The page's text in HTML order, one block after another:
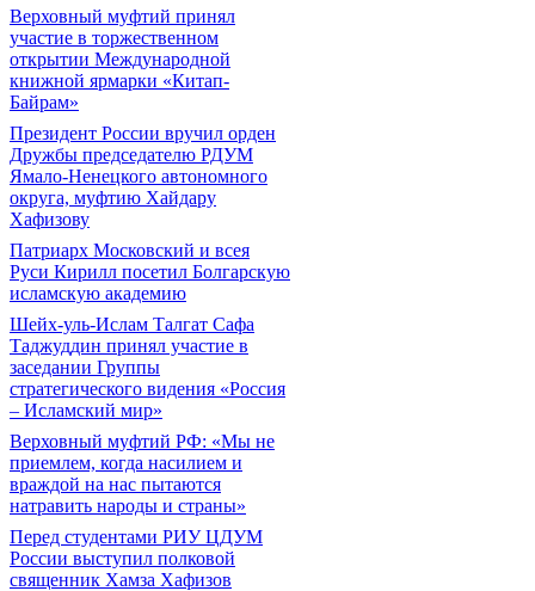
Верховный муфтий принял
участие в торжественном
открытии Международной
книжной ярмарки «Китап-
Байрам»
Президент России вручил орден
Дружбы председателю РДУМ
Ямало-Ненецкого автономного
округа, муфтию Хайдару
Хафизову
Патриарх Московский и всея
Руси Кирилл посетил Болгарскую
исламскую академию
Шейх-уль-Ислам Талгат Сафа
Таджуддин принял участие в
заседании Группы
стратегического видения «Россия
– Исламский мир»
Верховный муфтий РФ: «Мы не
приемлем, когда насилием и
враждой на нас пытаются
натравить народы и страны»
Перед студентами РИУ ЦДУМ
России выступил полковой
священник Хамза Хафизов